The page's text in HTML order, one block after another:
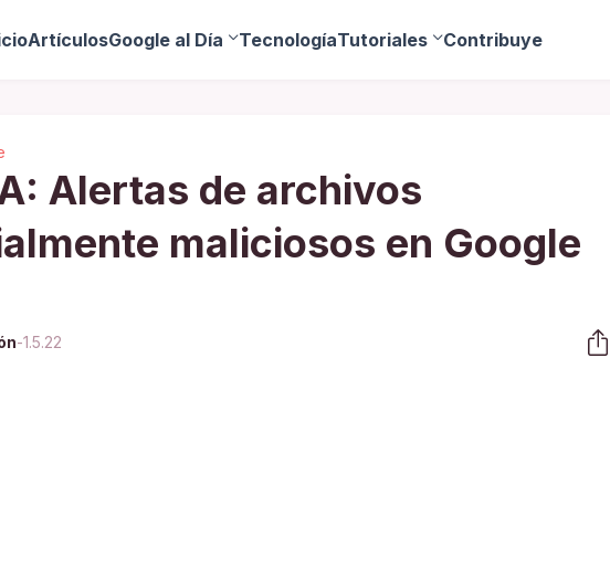
ArtículosGoogle al Día TecnologíaTutoriales Contribuye
Alertas de archivos
maliciosos en Google
-1.5.22